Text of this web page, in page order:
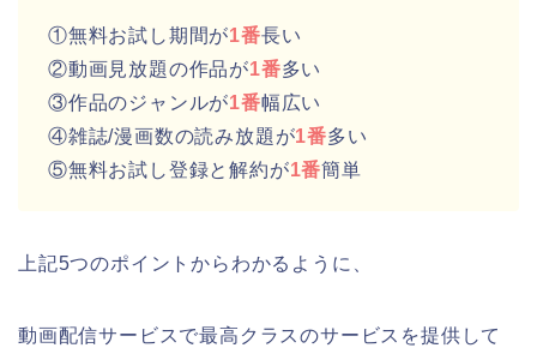
①無料お試し期間が1番長い
②動画見放題の作品が1番多い
③作品のジャンルが1番幅広い
④雑誌/漫画数の読み放題が1番多い
⑤無料お試し登録と解約が1番簡単
上記5つのポイントからわかるように、
動画配信サービスで最高クラスのサービスを提供して